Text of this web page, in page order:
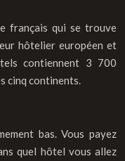
français qui se trouve
hôtelier européen et
contiennent 3 700
cinq continents.
bas. Vous payez
quel hôtel vous allez